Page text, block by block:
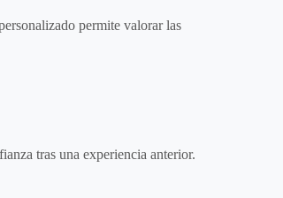
permite valorar las
tras una experiencia anterior.